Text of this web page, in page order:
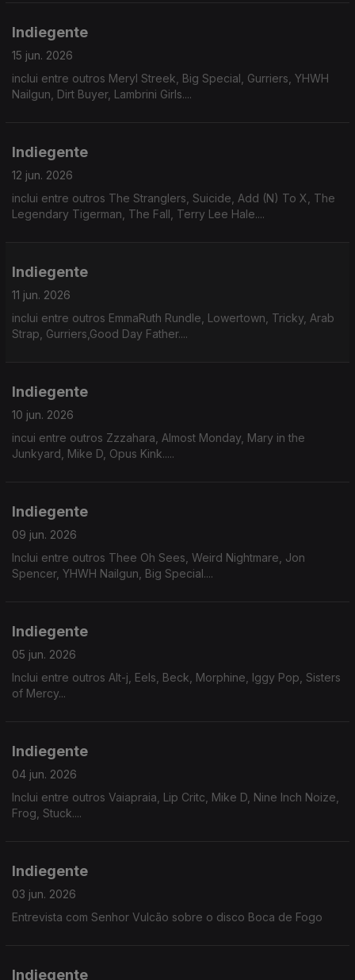
Indiegente
15 jun. 2026
inclui entre outros Meryl Streek, Big Special, Gurriers, YHWH
Nailgun, Dirt Buyer, Lambrini Girls....
Indiegente
12 jun. 2026
inclui entre outros The Stranglers, Suicide, Add (N) To X, The
Legendary Tigerman, The Fall, Terry Lee Hale....
Indiegente
11 jun. 2026
inclui entre outros EmmaRuth Rundle, Lowertown, Tricky, Arab
Strap, Gurriers,Good Day Father....
Indiegente
10 jun. 2026
incui entre outros Zzzahara, Almost Monday, Mary in the
Junkyard, Mike D, Opus Kink.....
Indiegente
09 jun. 2026
Inclui entre outros Thee Oh Sees, Weird Nightmare, Jon
Spencer, YHWH Nailgun, Big Special....
Indiegente
05 jun. 2026
Inclui entre outros Alt-j, Eels, Beck, Morphine, Iggy Pop, Sisters
of Mercy...
Indiegente
04 jun. 2026
Inclui entre outros Vaiapraia, Lip Critc, Mike D, Nine Inch Noize,
Frog, Stuck....
Indiegente
03 jun. 2026
Entrevista com Senhor Vulcão sobre o disco Boca de Fogo
Indiegente